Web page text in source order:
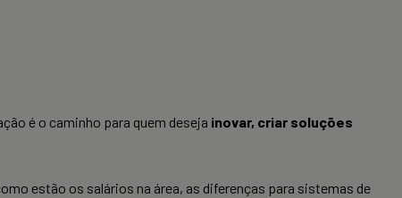
é o caminho para quem deseja inovar, criar soluções
estão os salários na área, as diferenças para sistemas de